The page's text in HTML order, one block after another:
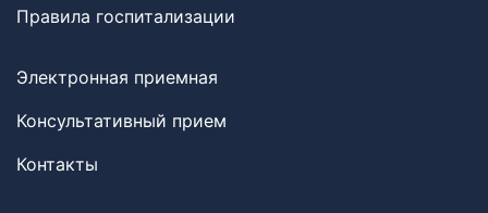
Правила госпитализации
Электронная приемная
Консультативный прием
Контакты